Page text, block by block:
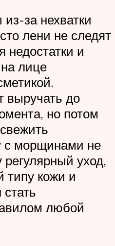
за нехватки
лени не следят
недостатки и
лице
выручать до
но потом
морщинами не
уход,
типу кожи и
любой